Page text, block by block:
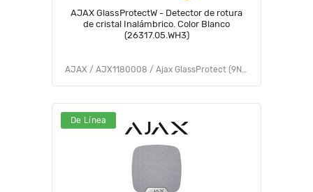
AJAX GlassProtectW - Detector de rotura
de cristal Inalámbrico. Color Blanco
(26317.05.WH3)
AJAX / AJX1180008 / Ajax GlassProtect (9NA)
De Línea